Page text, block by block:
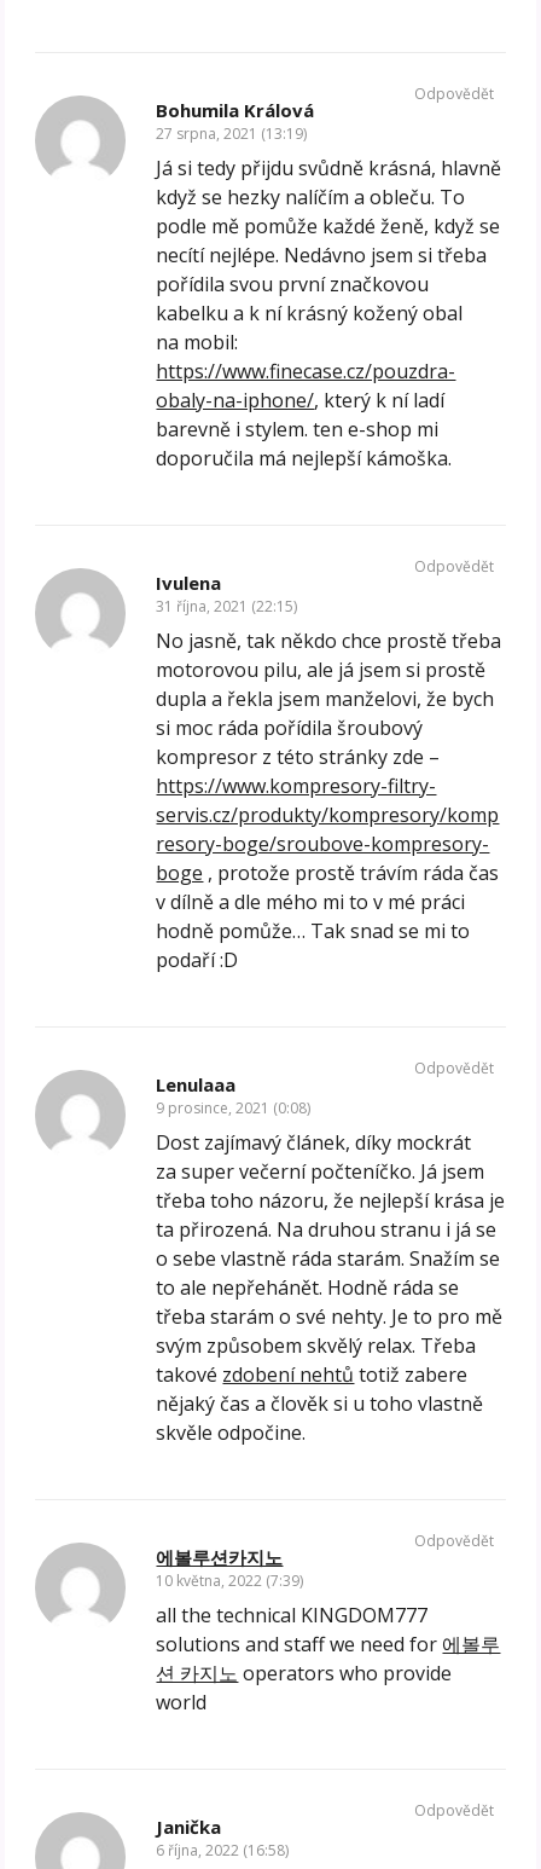
Bohumila Králová
27 srpna, 2021 (13:19)
Já si tedy přijdu svůdně krásná, hlavně
když se hezky nalíčím a obleču. To
podle mě pomůže každé ženě, když se
necítí nejlépe. Nedávno jsem si třeba
pořídila svou první značkovou
kabelku a k ní krásný kožený obal
na mobil:
https://www.finecase.cz/pouzdra-
obaly-na-iphone/, který k ní ladí
barevně i stylem. ten e-shop mi
doporučila má nejlepší kámoška.
Odpovědět
Ivulena
31 října, 2021 (22:15)
No jasně, tak někdo chce prostě třeba
motorovou pilu, ale já jsem si prostě
dupla a řekla jsem manželovi, že bych
si moc ráda pořídila šroubový
kompresor z této stránky zde –
https://www.kompresory-filtry-
servis.cz/produkty/kompresory/komp
resory-boge/sroubove-kompresory-
boge , protože prostě trávím ráda čas
v dílně a dle mého mi to v mé práci
hodně pomůže… Tak snad se mi to
podaří :D
Odpovědět
Lenulaaa
9 prosince, 2021 (0:08)
Dost zajímavý článek, díky mockrát
za super večerní počteníčko. Já jsem
třeba toho názoru, že nejlepší krása je
ta přirozená. Na druhou stranu i já se
o sebe vlastně ráda starám. Snažím se
to ale nepřehánět. Hodně ráda se
třeba starám o své nehty. Je to pro mě
svým způsobem skvělý relax. Třeba
takové zdobení nehtů totiž zabere
nějaký čas a člověk si u toho vlastně
skvěle odpočine.
Odpovědět
에볼루션카지노
10 května, 2022 (7:39)
all the technical KINGDOM777
solutions and staff we need for 에볼루
션 카지노 operators who provide
world
Odpovědět
Janička
6 října, 2022 (16:58)
Odpovědět